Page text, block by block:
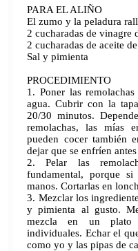
PARA EL ALIÑO
El zumo y la peladura
2 cucharadas de vinagre
2 cucharadas de aceite
Sal y pimienta
PROCEDIMIENTO
1. Poner las
agua. Cubrir con la
20/30 minutos.
remolachas, las mías
pueden cocer también
dejar que se enfríen
2. Pelar las
fundamental, porque
manos. Cortarlas en
3. Mezclar los
y pimienta al gusto.
mezcla en un plato
individuales. Echar el
como yo y las pipas de